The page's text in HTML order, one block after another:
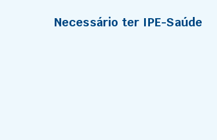
Necessário ter IPE-Saúde